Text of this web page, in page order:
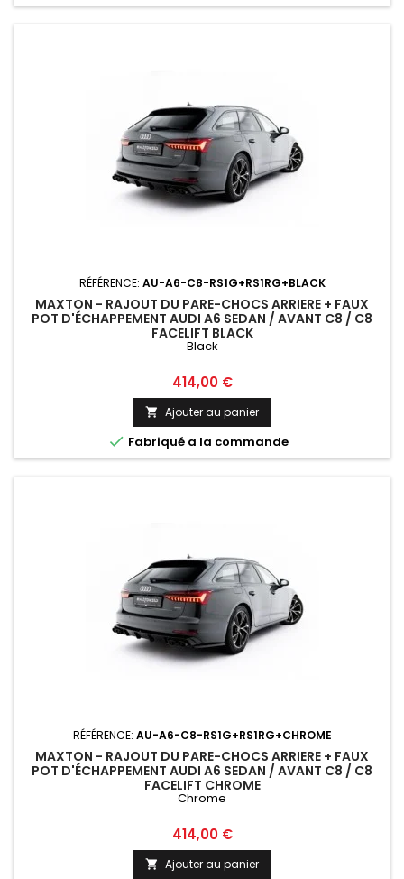
RÉFÉRENCE: AU-A6-C8-RS1G+RS1RG+BLACK
MAXTON - RAJOUT DU PARE-CHOCS ARRIERE + FAUX
POT D'ÉCHAPPEMENT AUDI A6 SEDAN / AVANT C8 / C8
FACELIFT BLACK
Black
Prix
414,00 €
 Ajouter au panier
 Fabriqué a la commande
RÉFÉRENCE: AU-A6-C8-RS1G+RS1RG+CHROME
MAXTON - RAJOUT DU PARE-CHOCS ARRIERE + FAUX
POT D'ÉCHAPPEMENT AUDI A6 SEDAN / AVANT C8 / C8
FACELIFT CHROME
Chrome
Prix
414,00 €
 Ajouter au panier